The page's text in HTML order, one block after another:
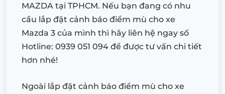
MAZDA tại TPHCM. Nếu bạn đang có nhu
cầu lắp đặt cảnh báo điểm mù cho xe
Mazda 3 của mình thì hãy liên hệ ngay số
Hotline: 0939 051 094 để được tư vấn chi tiết
hơn nhé!
Ngoài lắp đặt cảnh báo điểm mù cho xe